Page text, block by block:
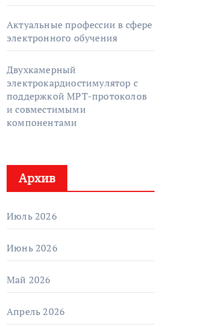
Актуальные профессии в сфере
электронного обучения
Двухкамерный
электрокардиостимулятор с
поддержкой МРТ-протоколов
и совместимыми
компонентами
Архив
Июль 2026
Июнь 2026
Май 2026
Апрель 2026